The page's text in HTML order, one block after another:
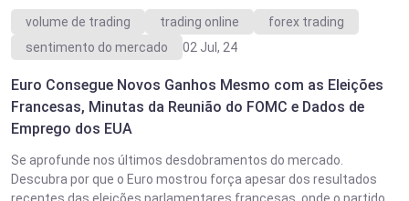
volume de trading trading online
forex trading
sentimento do mercado
02 Jul, 24
Euro Consegue Novos Ganhos Mesmo com as Eleições
Francesas, Minutas da Reunião do FOMC e Dados de
Emprego dos EUA
Se aprofunde nos últimos desdobramentos do mercado.
Descubra por que o Euro mostrou força apesar dos resultados